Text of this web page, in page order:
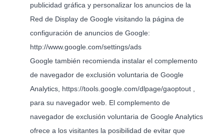
publicidad gráfica y personalizar los anuncios de la
Red de Display de Google visitando la página de
configuración de anuncios de Google:
http://www.google.com/settings/ads
Google también recomienda instalar el complemento
de navegador de exclusión voluntaria de Google
Analytics, https://tools.google.com/dlpage/gaoptout
para su navegador web. El complemento de
navegador de exclusión voluntaria de Google Analytics
ofrece a los visitantes la posibilidad de evitar que